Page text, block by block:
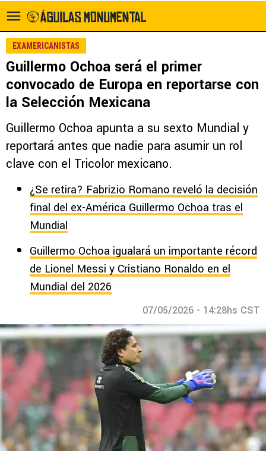
EXAMERICANISTAS
Guillermo Ochoa será el primer
convocado de Europa en reportarse con
la Selección Mexicana
Guillermo Ochoa apunta a su sexto Mundial y
reportará antes que nadie para asumir un rol
clave con el Tricolor mexicano.
¿Se retira? Fabrizio Romano reveló la decisión
final del ex-América Guillermo Ochoa tras el
Mundial
Guillermo Ochoa igualará un importante récord
de Lionel Messi y Cristiano Ronaldo en el
Mundial del 2026
07/05/2026 - 14:28hs CST